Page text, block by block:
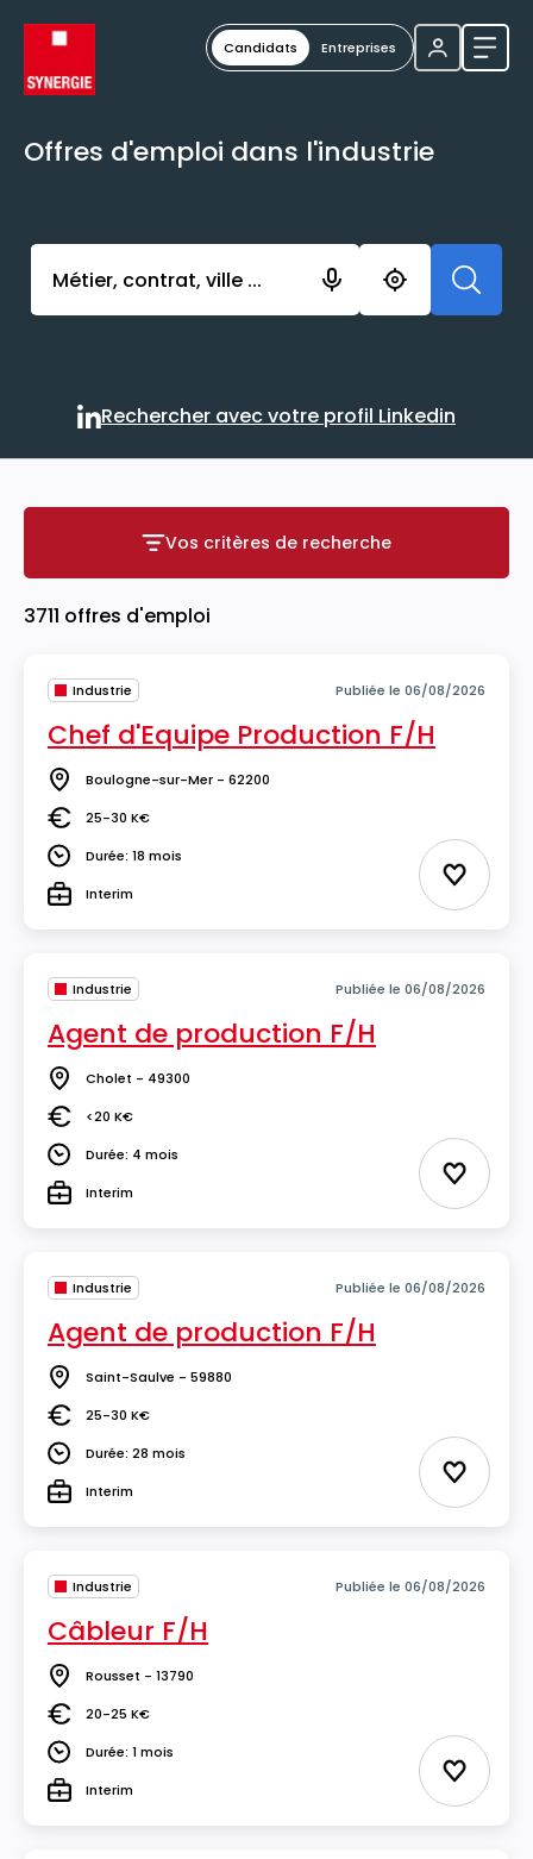
Candidats Entreprises
Offres d'emploi dans l'industrie
Activer l’élément pour lancer l’enregistrement.
Rechercher avec votre
Rechercher avec votre profil Linkedin
Vos critères de recherche
Vos critères de recherche
3711 offres d'emploi
Industrie Publiée le 06/08/2026
Chef d'Equipe Production F/H
Lieu Boulogne-sur-Mer - 62200
Salaire25-30 K€
DuréeDurée: 18 mois
TypeInterim Ajouter
Industrie Publiée le 06/08/2026
Agent de production F/H
Lieu Cholet - 49300
Salaire<20 K€
DuréeDurée: 4 mois
TypeInterim Ajouter
Industrie Publiée le 06/08/2026
Agent de production F/H
Lieu Saint-Saulve - 59880
Salaire25-30 K€
DuréeDurée: 28 mois
TypeInterim Ajouter
Industrie Publiée le 06/08/2026
Câbleur F/H
Lieu Rousset - 13790
Salaire20-25 K€
DuréeDurée: 1 mois
TypeInterim Ajouter